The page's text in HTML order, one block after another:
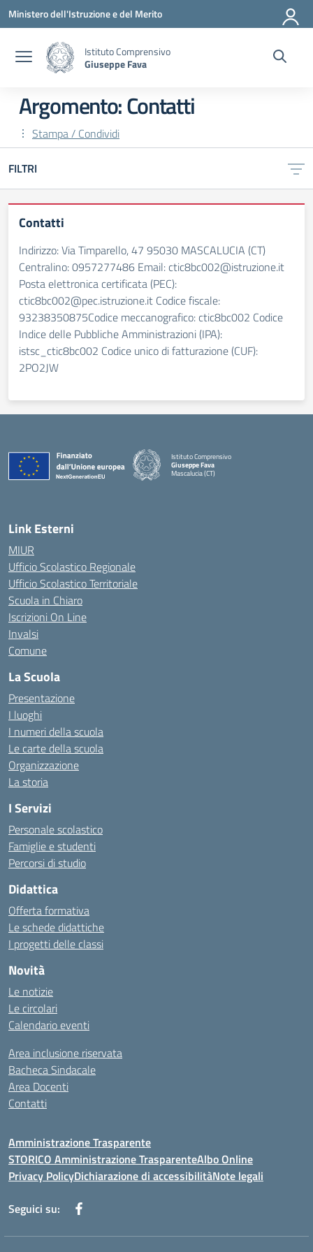
Vai ai contenuti
Vai al menu di navigazione
Vai al footer
Ministero dell'Istruzione e del Merito
Istituto Comprensivo
Giuseppe Fava
Argomento: Contatti
Stampa / Condividi
FILTRI
Contatti
Indirizzo: Via Timparello, 47 95030 MASCALUCIA (CT)
Centralino: 0957277486 Email: ctic8bc002@istruzione.it
Posta elettronica certificata (PEC):
ctic8bc002@pec.istruzione.it Codice fiscale:
93238350875Codice meccanografico: ctic8bc002 Codice
Indice delle Pubbliche Amministrazioni (IPA):
istsc_ctic8bc002 Codice unico di fatturazione (CUF):
2PO2JW
Istituto Comprensivo
Giuseppe Fava
Mascalucia (CT)
Link Esterni
MIUR
Ufficio Scolastico Regionale
Ufficio Scolastico Territoriale
Scuola in Chiaro
Iscrizioni On Line
Invalsi
Comune
La Scuola
Presentazione
I luoghi
I numeri della scuola
Le carte della scuola
Organizzazione
La storia
I Servizi
Personale scolastico
Famiglie e studenti
Percorsi di studio
Didattica
Offerta formativa
Le schede didattiche
I progetti delle classi
Novità
Le notizie
Le circolari
Calendario eventi
Area inclusione riservata
Bacheca Sindacale
Area Docenti
Contatti
Amministrazione Trasparente
STORICO Amministrazione TrasparenteAlbo Online
Privacy PolicyDichiarazione di accessibilitàNote legali
Seguici su: